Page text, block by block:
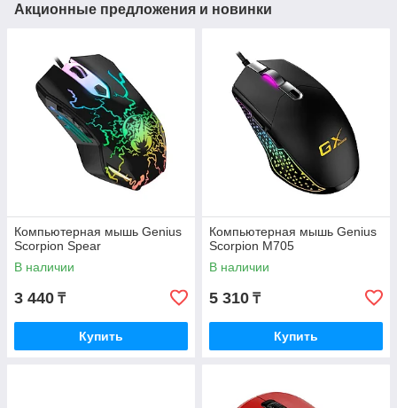
Акционные предложения и новинки
Компьютерная мышь Genius
Scorpion Spear
В наличии
3 440 ₸
Купить
Компьютерная мышь Genius
Scorpion M705
В наличии
5 310 ₸
Купить